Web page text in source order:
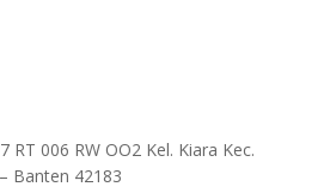
RT 006 RW OO2 Kel. Kiara Kec.
Banten 42183